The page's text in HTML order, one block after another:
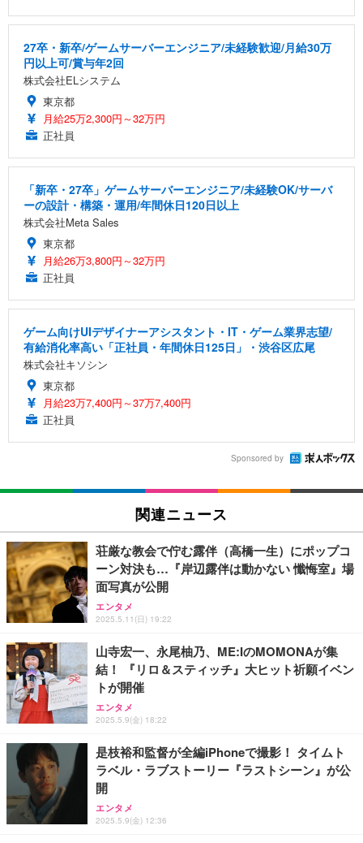
27卒・新卒/ゲームサーバーエンジニア/未経験歓迎/月給30万
円以上可/賞与年2回
株式会社ELシステム
東京都
月給25万2,300円～32万円
正社員
「新卒・27卒」ゲームサーバーエンジニア/未経験OK/サーバ
ーの設計・構築・運用/年間休日120日以上
株式会社Meta Sales
東京都
月給26万3,800円～32万円
正社員
ゲーム向けUIデザイナーアシスタント・IT・ゲーム業界志望/
有給消化率高い「正社員・年間休日125日」・渋谷区広尾
株式会社キソシン
東京都
月給23万7,400円～37万7,400円
正社員
Sponsored by
関連ニュース
荘厳な教会で佇む露伴（高橋一生）にポップコ
ーン対決も…『岸辺露伴は動かない 懺悔室』場
面写真が公開
エンタメ
2025.5.11(日) 19:22
山寺宏一、永尾柚乃、ME:IのMOMONAが集
結！ 『リロ＆スティッチ』大ヒット祈願イベン
トが開催
エンタメ
2025.5.9(金) 18:22
是枝裕和監督が全編iPhoneで撮影！ タイムト
ラベル・ラブストーリー『ラストシーン』が公
開
エンタメ
2025.5.9(金) 12:36